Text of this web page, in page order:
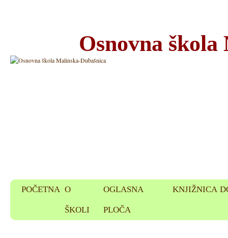
Osnovna
POČETNA O
ŠKOLI
OGLASNA
PLOČA
KNJIŽNICA